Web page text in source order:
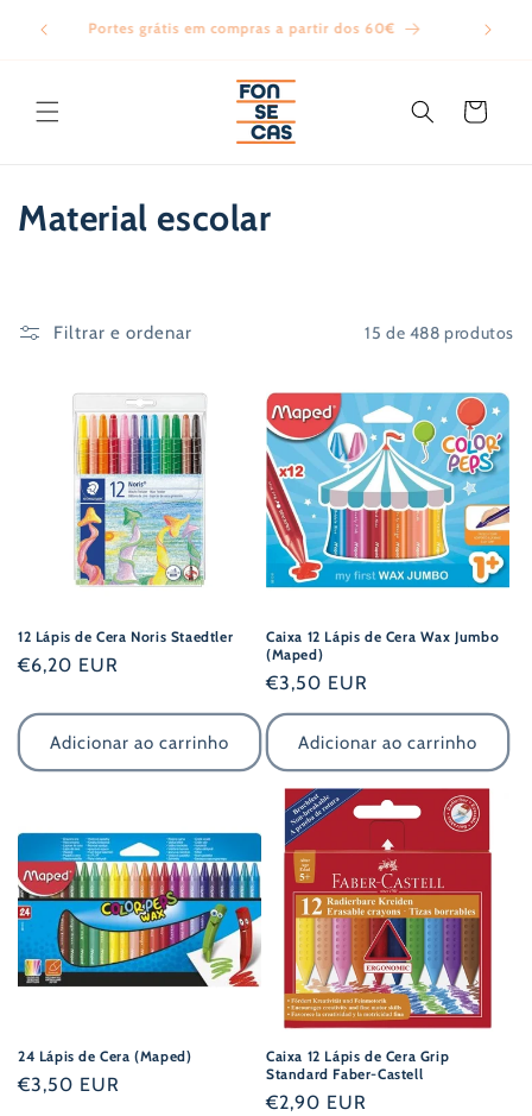
para o
Portes grátis em compras a partir dos 60€
Carrinho
C
Material escolar
Filtrar e ordenar 15 de 488 produtos
12 Lápis de Cera Noris Staedtler
Preço
€6,20 EUR
Adicionar ao carrinho
Caixa 12 Lápis de Cera Wax Jumbo
(Maped)
Preço
normal
€3,50 EUR
Adicionar ao carrinho
24 Lápis de Cera (Maped)
Preço
€3,50 EUR
Caixa 12 Lápis de Cera Grip
Standard Faber-Castell
Preço
€2,90 EUR